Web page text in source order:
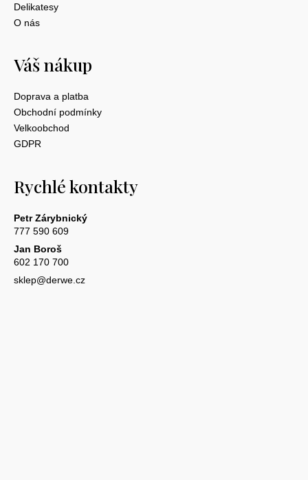
Delikatesy
O nás
Váš nákup
Doprava a platba
Obchodní podmínky
Velkoobchod
GDPR
Rychlé kontakty
Petr Zárybnický
777 590 609
Jan Boroš
602 170 700
sklep@derwe.cz